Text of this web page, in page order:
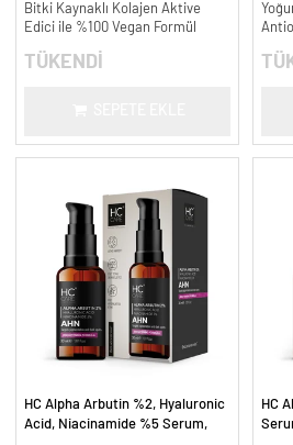
Bitki Kaynaklı Kolajen Aktive
Edici ile %100 Vegan Formül
TÜKENDİ
ml.
HC Alpha Arbutin %2, Hyaluronic
Acid, Niacinamide %5 Serum,
HC